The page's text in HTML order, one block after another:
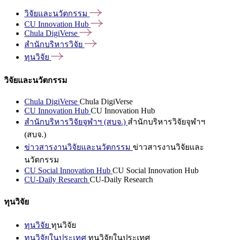
วิจัยและนวัตกรรม
CU Innovation Hub
Chula DigiVerse
สำนักบริหารวิจัย
ทุนวิจัย
วิจัยและนวัตกรรม
Chula DigiVerse Chula DigiVerse
CU Innovation Hub CU Innovation Hub
สำนักบริหารวิจัยจุฬาฯ (สบจ.) สำนักบริหารวิจัยจุฬาฯ
(สบจ.)
ข่าวสารงานวิจัยและนวัตกรรม ข่าวสารงานวิจัยและ
นวัตกรรม
CU Social Innovation Hub CU Social Innovation Hub
CU-Daily Research CU-Daily Research
ทุนวิจัย
ทุนวิจัย ทุนวิจัย
ทุนวิจัยในประเทศ ทุนวิจัยในประเทศ